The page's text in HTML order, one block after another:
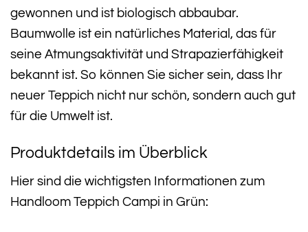
gewonnen und ist biologisch abbaubar.
Baumwolle ist ein natürliches Material, das für
seine Atmungsaktivität und Strapazierfähigkeit
bekannt ist. So können Sie sicher sein, dass Ihr
neuer Teppich nicht nur schön, sondern auch gut
für die Umwelt ist.
Produktdetails im Überblick
Hier sind die wichtigsten Informationen zum
Handloom Teppich Campi in Grün: